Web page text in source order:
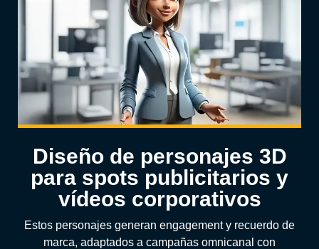
Diseño de personajes 3D
para spots publicitarios y
vídeos corporativos
Estos personajes generan engagement y recuerdo de
marca, adaptados a campañas omnicanal con